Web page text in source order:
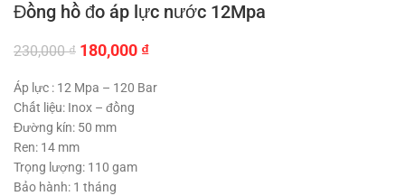
Đồng hồ đo áp lực nước 12Mpa
230,000₫ Giá
là:
230,000 ₫.
180,000 ₫Giá
tại
Áp lực : 12 Mpa – 120 Bar
Chất liệu: Inox – đồng
Đường kín: 50 mm
Ren: 14 mm
Trọng lượng: 110 gam
Bảo hành: 1 tháng